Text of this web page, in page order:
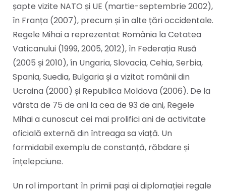
șapte vizite NATO și UE (martie-septembrie 2002),
în Franța (2007), precum și în alte țări occidentale.
Regele Mihai a reprezentat România la Cetatea
Vaticanului (1999, 2005, 2012), în Federația Rusă
(2005 și 2010), în Ungaria, Slovacia, Cehia, Serbia,
Spania, Suedia, Bulgaria și a vizitat românii din
Ucraina (2000) și Republica Moldova (2006). De la
vârsta de 75 de ani la cea de 93 de ani, Regele
Mihai a cunoscut cei mai prolifici ani de activitate
oficială externă din întreaga sa viață. Un
formidabil exemplu de constanță, răbdare și
înțelepciune.
Un rol important în primii pași ai diplomației regale